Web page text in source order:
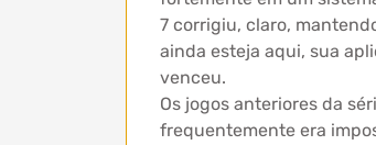
7 corrigiu, claro,
ainda esteja aqui, sua
venceu.
Os jogos anteriores da
frequentemente era